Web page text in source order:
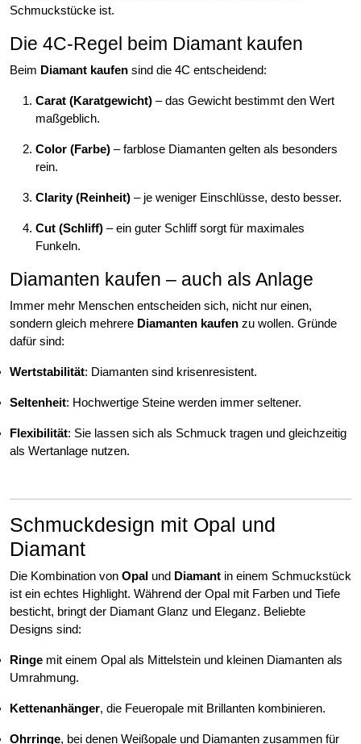
Schmuckstücke ist.
Die 4C-Regel beim Diamant kaufen
Beim Diamant kaufen sind die 4C entscheidend:
Carat (Karatgewicht) – das Gewicht bestimmt den Wert
maßgeblich.
Color (Farbe) – farblose Diamanten gelten als besonders
rein.
Clarity (Reinheit) – je weniger Einschlüsse, desto besser.
Cut (Schliff) – ein guter Schliff sorgt für maximales
Funkeln.
Diamanten kaufen – auch als Anlage
Immer mehr Menschen entscheiden sich, nicht nur einen,
sondern gleich mehrere Diamanten kaufen zu wollen. Gründe
dafür sind:
Wertstabilität: Diamanten sind krisenresistent.
Seltenheit: Hochwertige Steine werden immer seltener.
Flexibilität: Sie lassen sich als Schmuck tragen und gleichzeitig
als Wertanlage nutzen.
Schmuckdesign mit Opal und
Diamant
Die Kombination von Opal und Diamant in einem Schmuckstück
ist ein echtes Highlight. Während der Opal mit Farben und Tiefe
besticht, bringt der Diamant Glanz und Eleganz. Beliebte
Designs sind:
Ringe mit einem Opal als Mittelstein und kleinen Diamanten als
Umrahmung.
Kettenanhänger, die Feueropale mit Brillanten kombinieren.
Ohrringe, bei denen Weißopale und Diamanten zusammen für